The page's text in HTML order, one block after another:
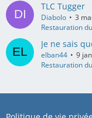
TLC Tugger
Diabolo
3
Restauration
Je ne sais
elban44
9
Restauration